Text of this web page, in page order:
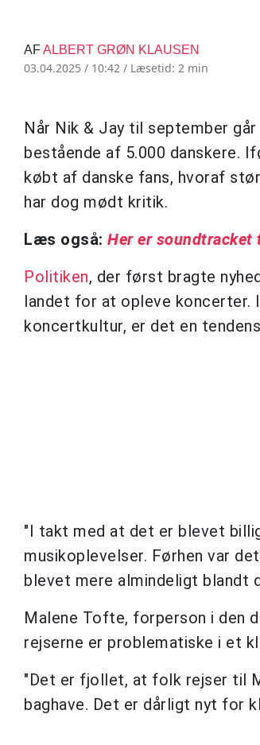
AFALBERT GRØN KLAUSEN
03.04.2025 / 10:42 / Læsetid: 2 min
Når Nik & Jay til september
bestående af 5.000 danskere.
købt af danske fans, hvoraf
har dog mødt kritik.
Læs også: Her er soundtracket
Politiken, der først bragte
landet for at opleve koncerter.
koncertkultur, er det en
"I takt med at det er blevet
musikoplevelser. Førhen var
blevet mere almindeligt blandt
Malene Tofte, forperson i den
rejserne er problematiske i et
"Det er fjollet, at folk rejser til
baghave. Det er dårligt nyt for